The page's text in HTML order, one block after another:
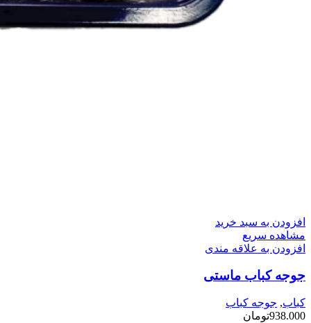
افزودن به سبد خرید
مشاهده سریع
افزودن به علاقه مندی
جوجه کباب ماستی
کباب, جوجه کباب
938.000تومان